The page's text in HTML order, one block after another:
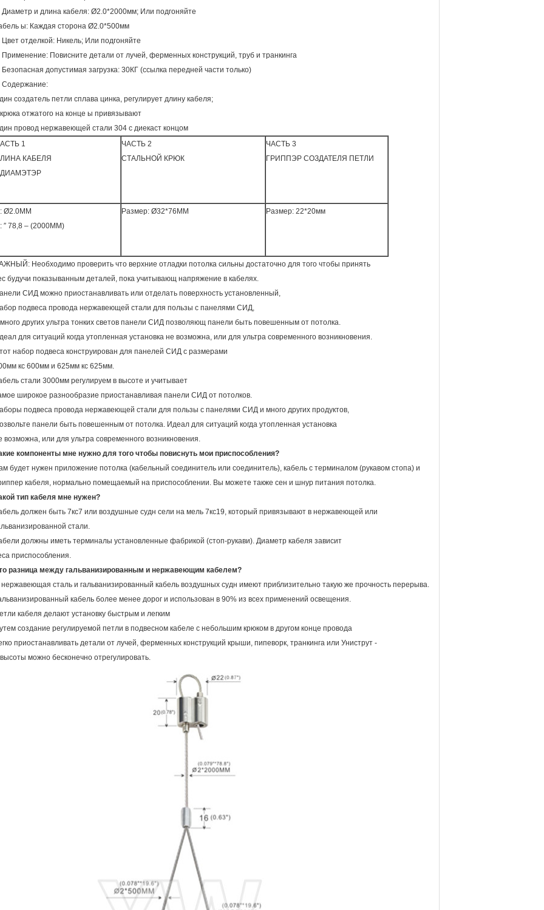
Диаметр и длина кабеля: Ø2.0*2000мм; Или подгоняйте
ы: Каждая сторона Ø2.0*500мм
Цвет отделкой: Никель; Или подгоняйте
Применение: Повисните детали от лучей, ферменных конструкций, труб и транкинга
Безопасная допустимая загрузка: 30КГ (ссылка передней части только)
Содержание:
создатель петли сплава цинка, регулирует длину кабеля;
отжатого на конце ы привязывают
провод нержавеющей стали 304 с диекаст концом
1
КАБЕЛЯ
ЧАСТЬ 2
СТАЛЬНОЙ КРЮК
ЧАСТЬ 3
ГРИППЭР СОЗДАТЕЛЯ ПЕТЛИ
Ø2.0ММ
″ 78,8 – (2000ММ)
Размер: Ø32*76ММ Размер: 22*20мм
Необходимо проверить что верхние отладки потолка сильны достаточно для того чтобы принять
будучи показыванным деталей, пока учитывающ напряжение в кабелях.
СИД можно приостанавливать или отделать поверхность установленный,
подвеса провода нержавеющей стали для пользы с панелями СИД,
других ультра тонких светов панели СИД позволяющ панели быть повешенным от потолка.
для ситуаций когда утопленная установка не возможна, или для ультра современного возникновения.
набор подвеса конструирован для панелей СИД с размерами
кс 600мм и 625мм кс 625мм.
стали 3000мм регулируем в высоте и учитывает
широкое разнообразие приостанавливая панели СИД от потолков.
подвеса провода нержавеющей стали для пользы с панелями СИД и много других продуктов,
панели быть повешенным от потолка. Идеал для ситуаций когда утопленная установка
возможна, или для ультра современного возникновения.
компоненты мне нужно для того чтобы повиснуть мои приспособления?
будет нужен приложение потолка (кабельный соединитель или соединитель), кабель с терминалом (рукавом стопа) и
кабеля, нормально помещаемый на приспособлении. Вы можете также сен и шнур питания потолка.
тип кабеля мне нужен?
должен быть 7кс7 или воздушные судн сели на мель 7кс19, который привязывают в нержавеющей или
стали.
должны иметь терминалы установленные фабрикой (стоп-рукави). Диаметр кабеля зависит
приспособления.
разница между гальванизированным и нержавеющим кабелем?
сталь и гальванизированный кабель воздушных судн имеют приблизительно такую же прочность перерыва.
кабель более менее дорог и использован в 90% из всех применений освещения.
кабеля делают установку быстрым и легким
создание регулируемой петли в подвесном кабеле с небольшим крюком в другом конце провода
приостанавливать детали от лучей, ферменных конструкций крыши, пипеворк, транкинга или Униструт -
можно бесконечно отрегулировать.